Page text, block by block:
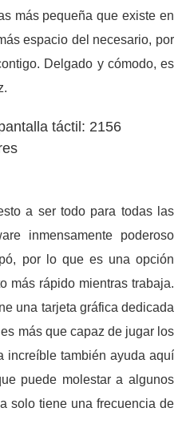
más pequeña que existe en
espacio del necesario, por
Delgado y cómodo, es
táctil: 2156
a ser todo para todas las
inmensamente poderoso
por lo que es una opción
más rápido mientras trabaja.
una tarjeta gráfica dedicada
más que capaz de jugar los
increíble también ayuda aquí
puede molestar a algunos
solo tiene una frecuencia de